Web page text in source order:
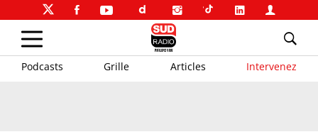
Podcasts Grille Articles Intervenez